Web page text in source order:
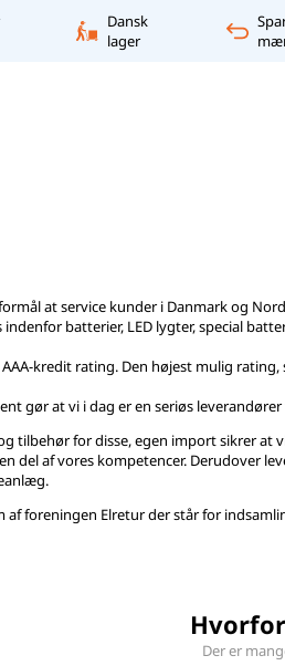
Dansk
lager
at service kunder i Danmark og
batterier, LED lygter, special
kredit rating. Den højest mulig
gør at vi i dag er en seriøs
tilbehør for disse, egen import sikrer
af vores kompetencer. Derudover
foreningen Elretur der står for
Der er